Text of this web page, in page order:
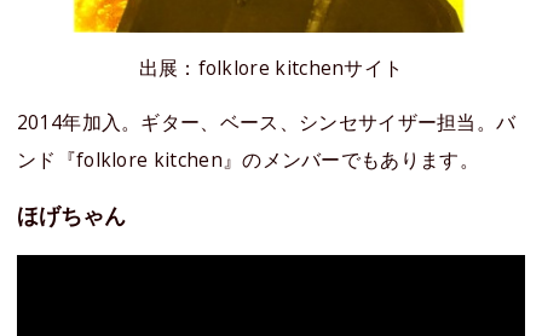
出展：folklore kitchenサイト
2014年加入。ギター、ベース、シンセサイザー担当。バ
ンド『folklore kitchen』のメンバーでもあります。
ほげちゃん